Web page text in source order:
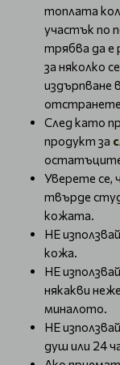
топлата
участък по
трябва да е
за няколко
издърпване
След като
продукт за
Уверете се,
твърде
кожата.
НЕ
кожа.
НЕ
някакви
миналото.
НЕ
душ или 24